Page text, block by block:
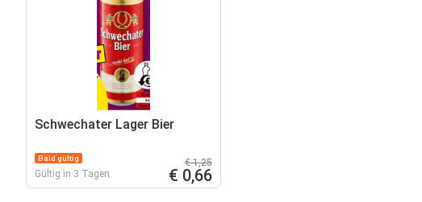
Schwechater Lager Bier
Bald gültig
Gültig in 3 Tagen
€ 1,25
€ 0,66